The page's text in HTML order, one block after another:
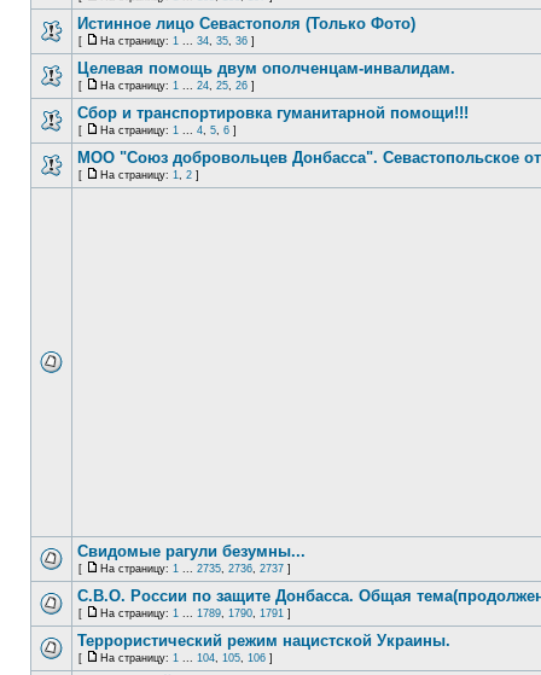
Истинное лицо Севастополя (Только Фото)
[ На страницу: 1 ... 34, 35, 36 ]
Целевая помощь двум ополченцам-инвалидам.
[ На страницу: 1 ... 24, 25, 26 ]
Сбор и транспортировка гуманитарной помощи!!!
[ На страницу: 1 ... 4, 5, 6 ]
МОО "Союз добровольцев Донбасса". Севастопольское
[ На страницу: 1, 2 ]
Свидомые рагули безумны...
[ На страницу: 1 ... 2735, 2736, 2737 ]
С.В.О. России по защите Донбасса. Общая
[ На страницу: 1 ... 1789, 1790, 1791 ]
Террористический режим нацистской Украины.
[ На страницу: 1 ... 104, 105, 106 ]